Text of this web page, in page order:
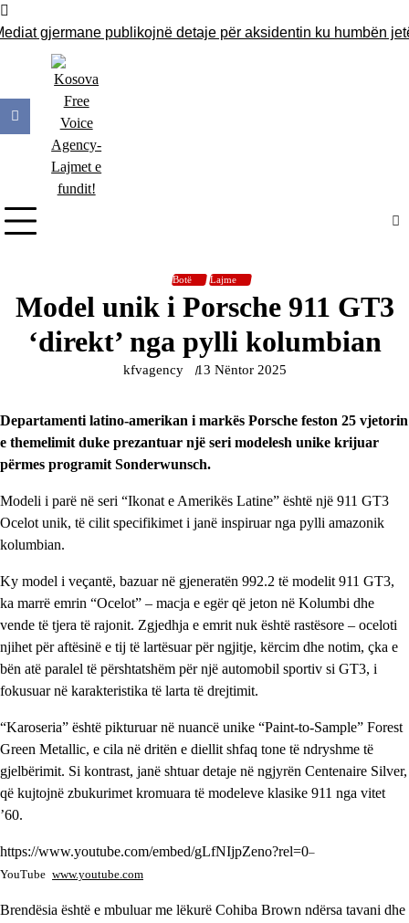
Skip
to
gjermane publikojnë detaje për aksidentin ku humbën
Botë Lajme
Model unik i Porsche 911 GT3
‘direkt’ nga pylli kolumbian
kfvagency 13 Nëntor 2025
Departamenti latino-amerikan i markës Porsche feston 25 vjetorin
e themelimit duke prezantuar një seri modelesh unike krijuar
përmes programit Sonderwunsch.
Modeli i parë në seri “Ikonat e Amerikës Latine” është një 911 GT3
Ocelot unik, të cilit specifikimet i janë inspiruar nga pylli amazonik
kolumbian.
Ky model i veçantë, bazuar në gjeneratën 992.2 të modelit 911 GT3,
ka marrë emrin “Ocelot” – macja e egër që jeton në Kolumbi dhe
vende të tjera të rajonit. Zgjedhja e emrit nuk është rastësore – oceloti
njihet për aftësinë e tij të lartësuar për ngjitje, kërcim dhe notim, çka e
bën atë paralel të përshtatshëm për një automobil sportiv si GT3, i
fokusuar në karakteristika të larta të drejtimit.
“Karoseria” është pikturuar në nuancë unike “Paint‑to‑Sample” Forest
Green Metallic, e cila në dritën e diellit shfaq tone të ndryshme të
gjelbërimit. Si kontrast, janë shtuar detaje në ngjyrën Centenaire Silver,
që kujtojnë zbukurimet kromuara të modeleve klasike 911 nga vitet
’60.
https://www.youtube.com/embed/gLfNIjpZeno?rel=0–
YouTube www.youtube.com
Brendësia është e mbuluar me lëkurë Cohiba Brown ndërsa tavani dhe